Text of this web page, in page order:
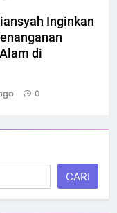
Inginkan
di
0
CARI